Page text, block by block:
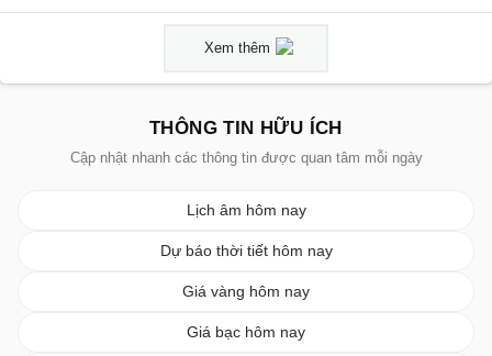
Xem thêm
THÔNG TIN HỮU ÍCH
Cập nhật nhanh các thông tin được quan tâm mỗi ngày
Lịch âm hôm nay
Dự báo thời tiết hôm nay
Giá vàng hôm nay
Giá bạc hôm nay